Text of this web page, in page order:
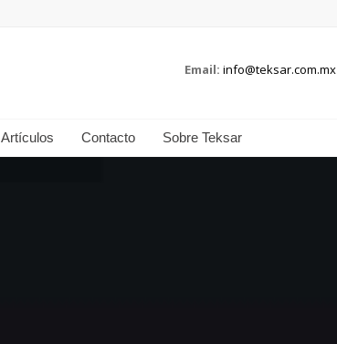
Email: info@teksar.com.mx
Artículos Contacto Sobre Teksar